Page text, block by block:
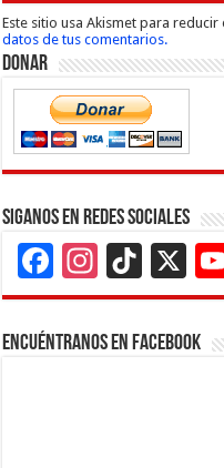
Este sitio usa Akismet para
datos de tus comentarios.
Donar
Siganos en Redes Sociales
Facebook
X
Encuéntranos en Facebook